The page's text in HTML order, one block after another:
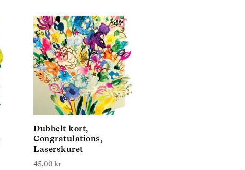
Dubbelt kort,
Congratulations,
Laserskuret
45,00 kr